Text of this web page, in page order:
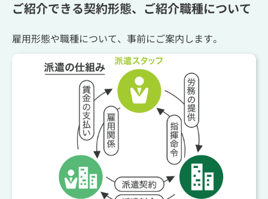
ご紹介できる契約形態、ご紹介職種について
雇用形態や職種について、事前にご案内します。